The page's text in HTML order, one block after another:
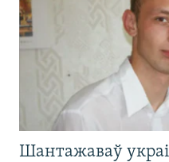
Шантажаваў